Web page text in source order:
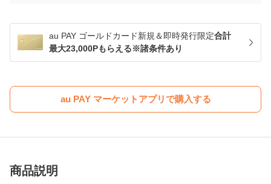
au PAY ゴールドカード新規＆即時発行限定合計
最大23,000Pもらえる※諸条件あり
au PAY マーケットアプリで購入する
商品説明